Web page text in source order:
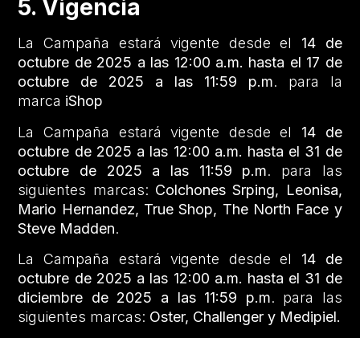
5. Vigencia
La Campaña estará vigente desde el
14 de
octubre de 2025 a las 12:00 a.m. hasta el 17 de
octubre de 2025 a las 11:59 p.m. para la
marca iShop
La Campaña estará vigente desde el
14 de
octubre de 2025 a las 12:00 a.m. hasta el 31 de
octubre de 2025 a las 11:59 p.m. para las
siguientes marcas: Colchones Srping, Leonisa,
Mario Hernandez, True Shop, The North Face y
Steve Madden.
La Campaña estará vigente desde el
14 de
octubre de 2025 a las 12:00 a.m. hasta el 31 de
diciembre de 2025 a las 11:59 p.m. para las
siguientes marcas: Oster, Challenger y Medipiel.